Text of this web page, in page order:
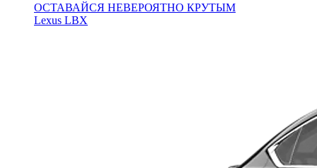
ОСТАВАЙСЯ НЕВЕРОЯТНО КРУТЫМ
Lexus LBX